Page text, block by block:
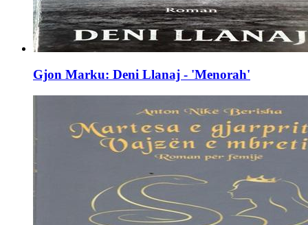
Gjon Marku: Deni Llanaj - 'Menorah'